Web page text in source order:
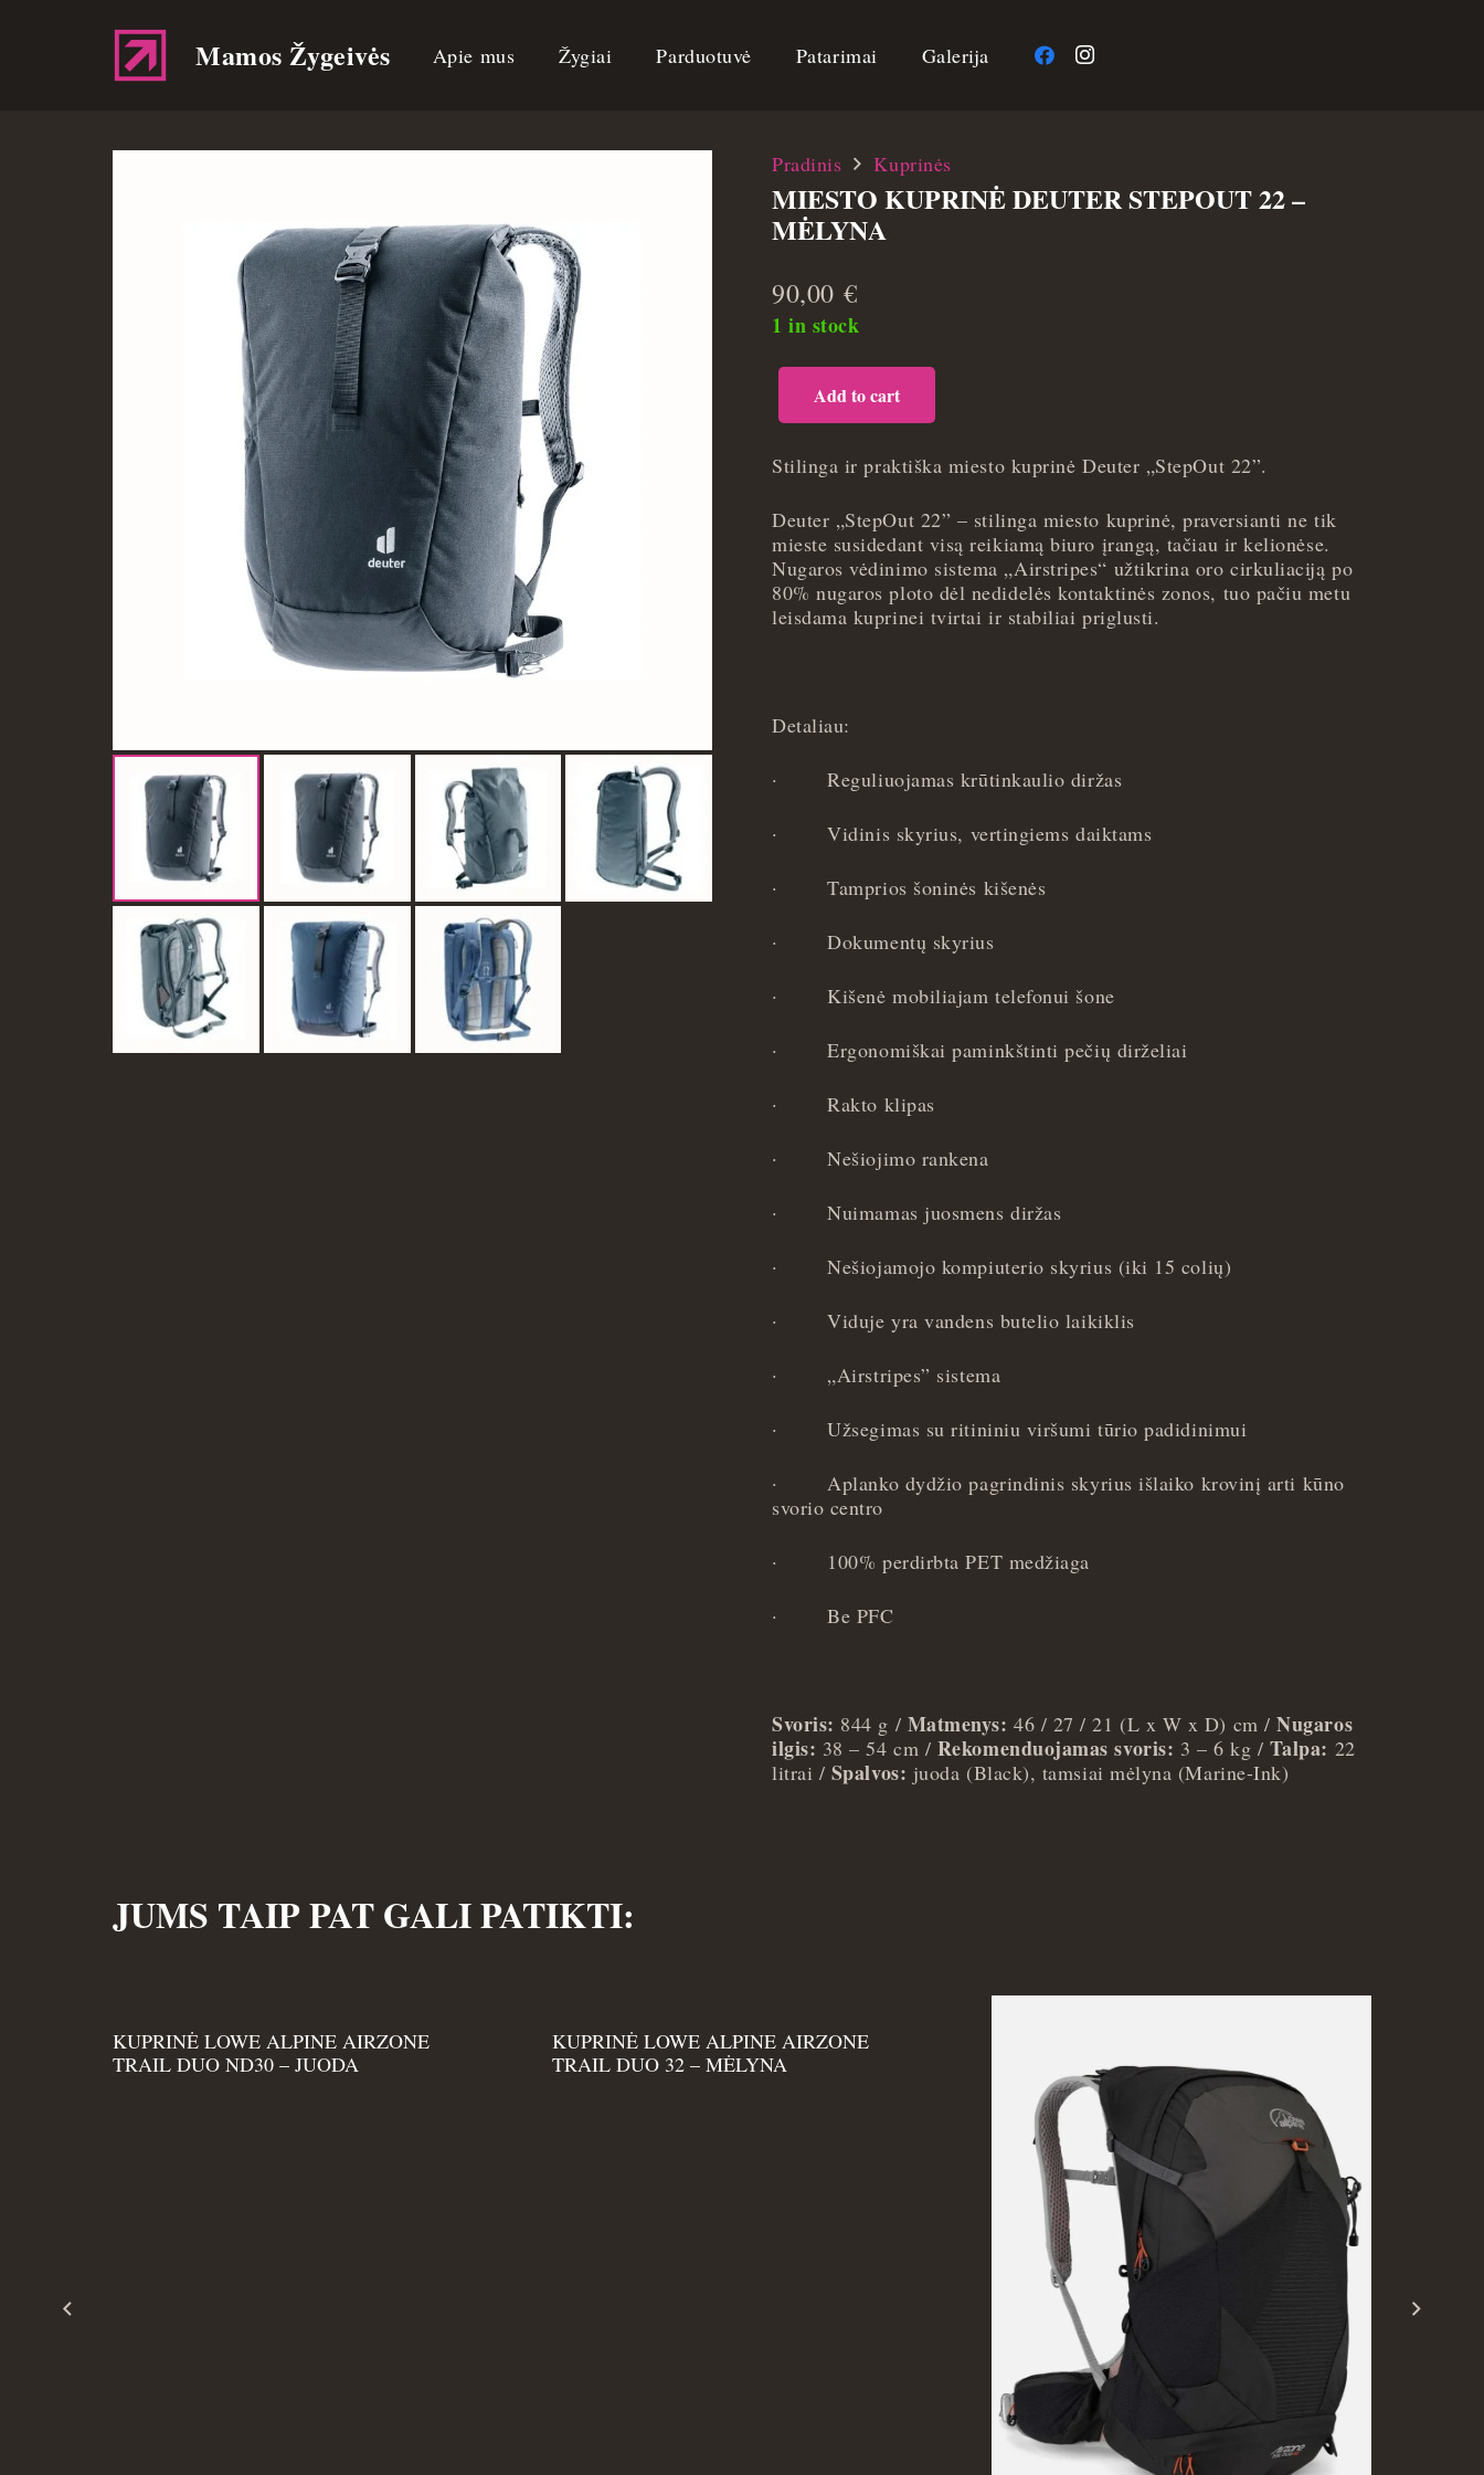
Mamos Žygeivės Apie mus Žygiai Parduotuvė Patarimai Galerija
Pradinis Kuprinės
MIESTO KUPRINĖ DEUTER STEPOUT 22 –
MĖLYNA
90,00€
1 in stock
Miesto
kuprinė
Deuter
stepout
-
Mėlyna
quantity
Add to cart
Stilinga ir praktiška miesto kuprinė Deuter „StepOut 22”.
Deuter „StepOut 22” – stilinga miesto kuprinė, praversianti ne tik
mieste susidedant visą reikiamą biuro įrangą, tačiau ir kelionėse.
Nugaros vėdinimo sistema „Airstripes“ užtikrina oro cirkuliaciją po
80% nugaros ploto dėl nedidelės kontaktinės zonos, tuo pačiu metu
leisdama kuprinei tvirtai ir stabiliai priglusti.
Detaliau:
· Reguliuojamas krūtinkaulio diržas
· Vidinis skyrius, vertingiems daiktams
· Tamprios šoninės kišenės
· Dokumentų skyrius
· Kišenė mobiliajam telefonui šone
· Ergonomiškai paminkštinti pečių dirželiai
· Rakto klipas
· Nešiojimo rankena
· Nuimamas juosmens diržas
· Nešiojamojo kompiuterio skyrius (iki 15 colių)
· Viduje yra vandens butelio laikiklis
· „Airstripes” sistema
· Užsegimas su ritininiu viršumi tūrio padidinimui
·
Aplanko dydžio pagrindinis skyrius išlaiko krovinį arti kūno
svorio centro
· 100% perdirbta PET medžiaga
· Be PFC
Svoris: 844 g / Matmenys: 46 / 27 / 21 (L x W x D) cm /Nugaros
ilgis: 38 – 54 cm / Rekomenduojamas svoris: 3 – 6 kg / Talpa: 22
litrai / Spalvos: juoda (Black), tamsiai mėlyna (Marine-Ink)
JUMS TAIP PAT GALI PATIKTI:
KUPRINĖ LOWE ALPINE AIRZONE
TRAIL DUO ND30 – JUODA
KUPRINĖ LOWE ALPINE AIRZONE
TRAIL DUO 32 – MĖLYNA